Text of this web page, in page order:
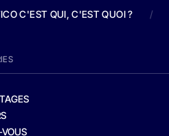
C'EST QUI, C'EST QUOI ? /